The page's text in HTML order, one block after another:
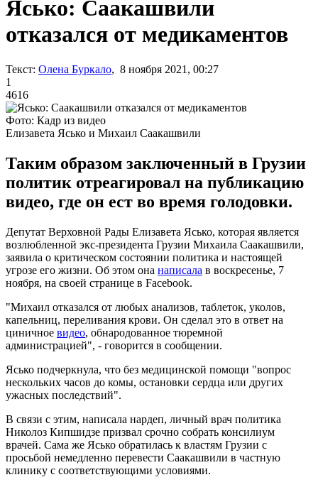
Ясько: Саакашвили
отказался от медикаментов
Текст: Олена Буркало, 8 ноября 2021, 00:27
1
4616
Фото: Кадр из видео
Елизавета Ясько и Михаил Саакашвили
Таким образом заключенный в Грузии
политик отреагировал на публикацию
видео, где он ест во время голодовки.
Депутат Верховной Рады Елизавета Ясько, которая является
возлюбленной экс-президента Грузии Михаила Саакашвили,
заявила о критическом состоянии политика и настоящей
угрозе его жизни. Об этом она написала в воскресенье, 7
ноября, на своей странице в Facebook.
"Михаил отказался от любых анализов, таблеток, уколов,
капельниц, переливания крови. Он сделал это в ответ на
циничное видео, обнародованное тюремной
администрацией", - говорится в сообщении.
Ясько подчеркнула, что без медицинской помощи "вопрос
нескольких часов до комы, остановки сердца или других
ужасных последствий".
В связи с этим, написала нардеп, личный врач политика
Николоз Кипшидзе призвал срочно собрать консилиум
врачей. Сама же Ясько обратилась к властям Грузии с
просьбой немедленно перевести Саакашвили в частную
клинику с соответствующими условиями.